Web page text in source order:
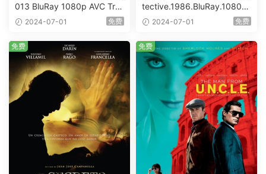
013 BluRay 1080p AVC Tru
eHD5.1 [BDISO 22.64GB]
2024-07-01 免费
tective.1986.BluRay.1080p.
AVC.DTS-HD.MA.5.1-HDHo
2024-07-01 免费
免费 免费